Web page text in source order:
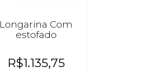
Longarina Com
estofado
R$1.135,75